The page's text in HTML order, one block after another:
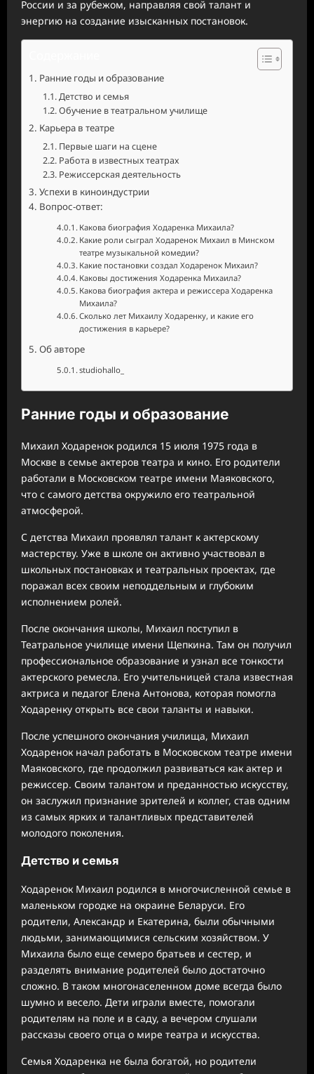
России и за рубежом, направляя свой талант и
энергию на создание изысканных постановок.
Ранние годы и образование
Детство и семья
Обучение в театральном училище
Карьера в театре
Первые шаги на сцене
Работа в известных театрах
Режиссерская деятельность
Успехи в киноиндустрии
Вопрос-ответ:
Какова биография Ходаренка Михаила?
Какие роли сыграл Ходаренок Михаил в Минском
театре музыкальной комедии?
Какие постановки создал Ходаренок Михаил?
Каковы достижения Ходаренка Михаила?
Какова биография актера и режиссера Ходаренка
Михаила?
Сколько лет Михаилу Ходаренку, и какие его
достижения в карьере?
Об авторе
studiohallo_
Ранние годы и образование
Михаил Ходаренок родился 15 июля 1975 года в
Москве в семье актеров театра и кино. Его родители
работали в Московском театре имени Маяковского,
что с самого детства окружило его театральной
атмосферой.
С детства Михаил проявлял талант к актерскому
мастерству. Уже в школе он активно участвовал в
школьных постановках и театральных проектах, где
поражал всех своим неподдельным и глубоким
исполнением ролей.
После окончания школы, Михаил поступил в
Театральное училище имени Щепкина. Там он получил
профессиональное образование и узнал все тонкости
актерского ремесла. Его учительницей стала известная
актриса и педагог Елена Антонова, которая помогла
Ходаренку открыть все свои таланты и навыки.
После успешного окончания училища, Михаил
Ходаренок начал работать в Московском театре имени
Маяковского, где продолжил развиваться как актер и
режиссер. Своим талантом и преданностью искусству,
он заслужил признание зрителей и коллег, став одним
из самых ярких и талантливых представителей
молодого поколения.
Детство и семья
Ходаренок Михаил родился в многочисленной семье в
маленьком городке на окраине Беларуси. Его
родители, Александр и Екатерина, были обычными
людьми, занимающимися сельским хозяйством. У
Михаила было еще семеро братьев и сестер, и
разделять внимание родителей было достаточно
сложно. В таком многонаселенном доме всегда было
шумно и весело. Дети играли вместе, помогали
родителям на поле и в саду, а вечером слушали
рассказы своего отца о мире театра и искусства.
Семья Ходаренка не была богатой, но родители